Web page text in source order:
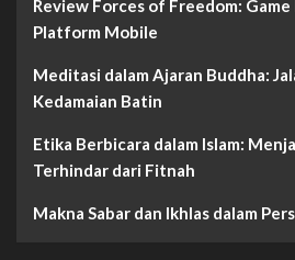
Review Forces of Freedom:
Platform Mobile
Meditasi dalam Ajaran Buddha:
Kedamaian Batin
Etika Berbicara dalam Islam:
Terhindar dari Fitnah
Makna Sabar dan Ikhlas dalam